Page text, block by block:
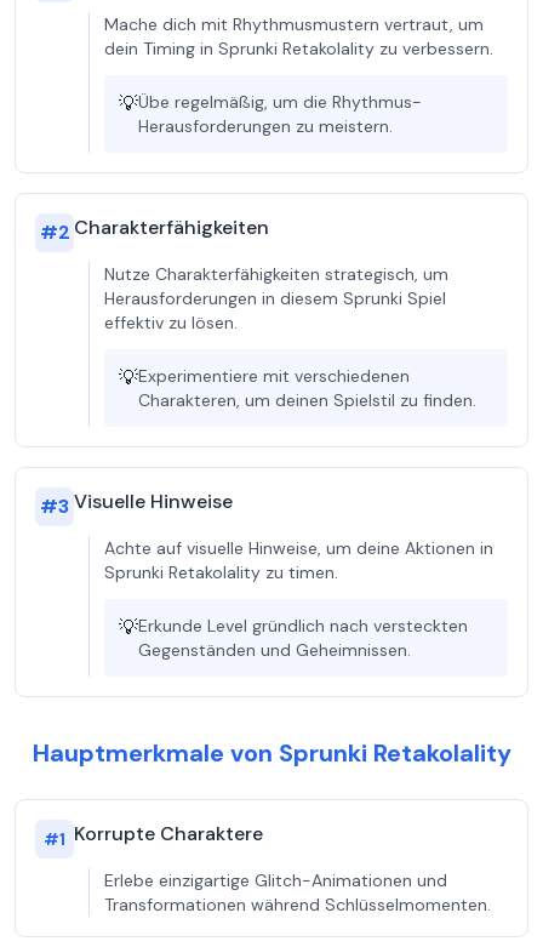
Mache dich mit Rhythmusmustern vertraut, um
dein Timing in Sprunki Retakolality zu verbessern.
💡Übe regelmäßig, um die Rhythmus-
Herausforderungen zu meistern.
#2 Charakterfähigkeiten
Nutze Charakterfähigkeiten strategisch, um
Herausforderungen in diesem Sprunki Spiel
effektiv zu lösen.
💡Experimentiere mit verschiedenen
Charakteren, um deinen Spielstil zu finden.
#3Visuelle Hinweise
Achte auf visuelle Hinweise, um deine Aktionen in
Sprunki Retakolality zu timen.
💡Erkunde Level gründlich nach versteckten
Gegenständen und Geheimnissen.
Hauptmerkmale von Sprunki Retakolality
#1 Korrupte Charaktere
Erlebe einzigartige Glitch-Animationen und
Transformationen während Schlüsselmomenten.